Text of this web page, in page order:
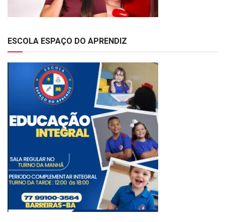
ESCOLA ESPAÇO DO APRENDIZ